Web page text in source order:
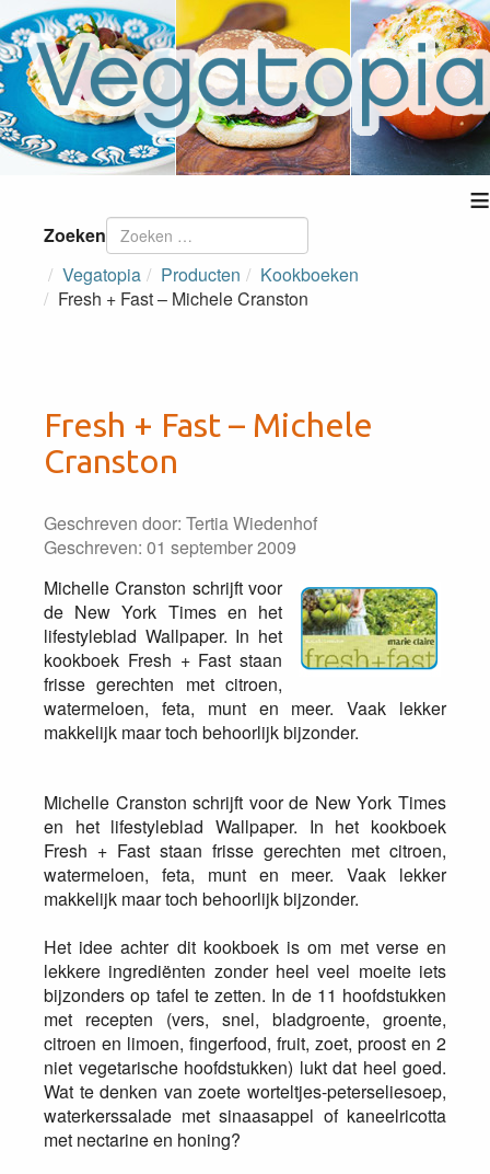
≡
Zoeken
Vegatopia
Producten
Kookboeken
Fresh + Fast – Michele Cranston
Fresh + Fast – Michele
Cranston
Geschreven door: Tertia Wiedenhof
Geschreven: 01 september 2009
Michelle Cranston schrijft voor
de New York Times en het
lifestyleblad Wallpaper. In het
kookboek Fresh + Fast staan
frisse gerechten met citroen,
watermeloen, feta, munt en meer. Vaak lekker
makkelijk maar toch behoorlijk bijzonder.
Michelle Cranston schrijft voor de New York Times
en het lifestyleblad Wallpaper. In het kookboek
Fresh + Fast staan frisse gerechten met citroen,
watermeloen, feta, munt en meer. Vaak lekker
makkelijk maar toch behoorlijk bijzonder.
Het idee achter dit kookboek is om met verse en
lekkere ingrediënten zonder heel veel moeite iets
bijzonders op tafel te zetten. In de 11 hoofdstukken
met recepten (vers, snel, bladgroente, groente,
citroen en limoen, fingerfood, fruit, zoet, proost en 2
niet vegetarische hoofdstukken) lukt dat heel goed.
Wat te denken van zoete worteltjes-peterseliesoep,
waterkerssalade met sinaasappel of kaneelricotta
met nectarine en honing?